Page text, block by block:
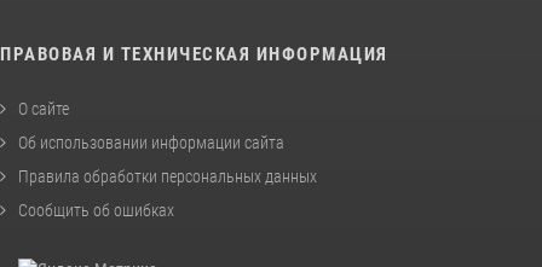
ПРАВОВАЯ И ТЕХНИЧЕСКАЯ ИНФОРМАЦИЯ
О сайте
Об использовании информации сайта
Правила обработки персональных данных
Сообщить об ошибках